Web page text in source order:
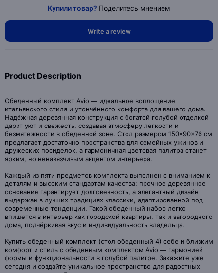
Купили товар? Поделитесь мнением
Write a review
Product Description
Обеденный комплект Avio — идеальное воплощение
итальянского стиля и утончённого комфорта для вашего дома.
Надёжная деревянная конструкция с богатой голубой отделкой
дарит уют и свежесть, создавая атмосферу легкости и
безмятежности в обеденной зоне. Стол размером 150×90×76 см
предлагает достаточно пространства для семейных ужинов и
дружеских посиделок, а гармоничная цветовая палитра станет
ярким, но ненавязчивым акцентом интерьера.
Каждый из пяти предметов комплекта выполнен с вниманием к
деталям и высоким стандартам качества: прочное деревянное
основание гарантирует долговечность, а элегантный дизайн
выдержан в лучших традициях классики, адаптированной под
современные тенденции. Такой обеденный набор легко
впишется в интерьер как городской квартиры, так и загородного
дома, подчёркивая вкус и индивидуальность владельца.
Купить обеденный комплект (стол обеденный 4) себе и близким
комфорт и стиль с обеденным комплектом Avio — гармонией
формы и функциональности в голубой палитре. Закажите уже
сегодня и создайте уникальное пространство для радостных